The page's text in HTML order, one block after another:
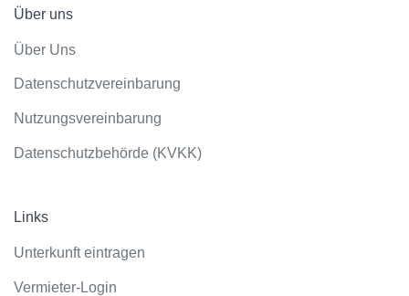
Über uns
Über Uns
Datenschutzvereinbarung
Nutzungsvereinbarung
Datenschutzbehörde (KVKK)
Links
Unterkunft eintragen
Vermieter-Login